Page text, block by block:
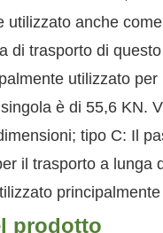
utilizzato anche
di trasporto di
utilizzato
è di 55,6 KN.
tipo C: Il
il trasporto a lunga
prodotto